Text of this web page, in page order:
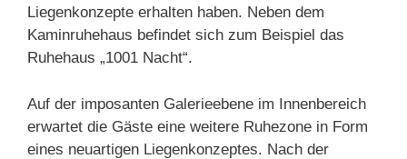
Liegenkonzepte erhalten haben. Neben dem
Kaminruhehaus befindet sich zum Beispiel das
Ruhehaus „1001 Nacht“.
Auf der imposanten Galerieebene im Innenbereich
erwartet die Gäste eine weitere Ruhezone in Form
eines neuartigen Liegenkonzeptes. Nach der